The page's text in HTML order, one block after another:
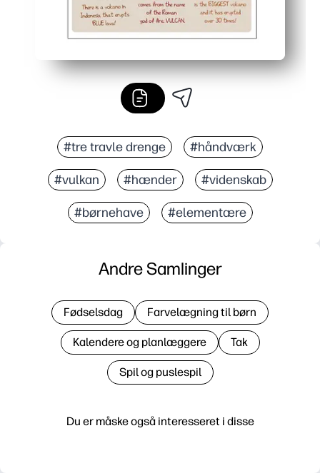
#tre travle drenge #håndværk
#vulkan #hænder #videnskab
#børnehave #elementære
Du er måske også interesseret i disse
Andre Samlinger
Fødselsdag Farvelægning til børn
Kalendere og planlæggere Tak
Spil og puslespil